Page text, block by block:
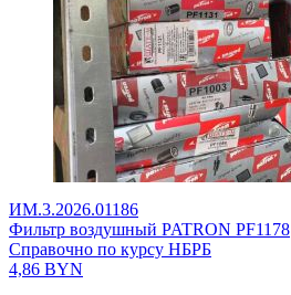
ИМ.3.2026.01186
Фильтр воздушный PATRON PF1178
Справочно по курсу НБРБ
4,86 BYN